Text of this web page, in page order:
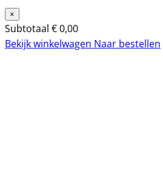
×
Subtotaal €0,00
Bekijk winkelwagen Naar bestellen